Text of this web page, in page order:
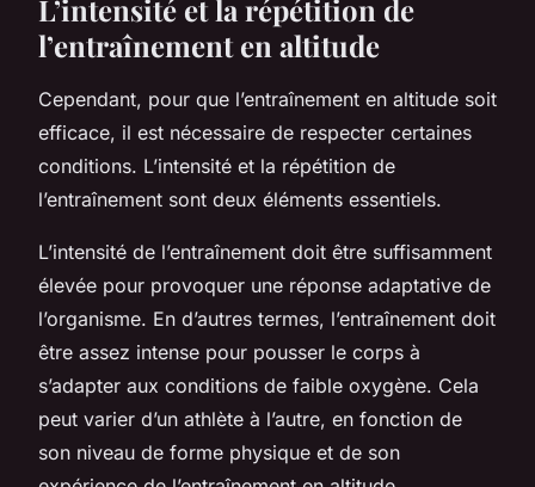
L’intensité et la répétition de
l’entraînement en altitude
Cependant, pour que l’entraînement en altitude soit
efficace, il est nécessaire de respecter certaines
conditions. L’intensité et la répétition de
l’entraînement sont deux éléments essentiels.
L’intensité de l’entraînement doit être suffisamment
élevée pour provoquer une réponse adaptative de
l’organisme. En d’autres termes, l’entraînement doit
être assez intense pour pousser le corps à
s’adapter aux conditions de faible oxygène. Cela
peut varier d’un athlète à l’autre, en fonction de
son niveau de forme physique et de son